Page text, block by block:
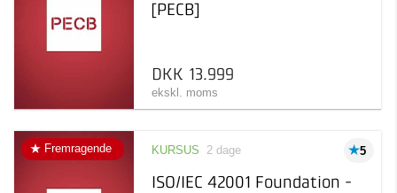
[PECB]
DKK 13.999
ekskl. moms
Fremragende 5
KURSUS 2 dage
ISO/IEC 42001 Foundation -